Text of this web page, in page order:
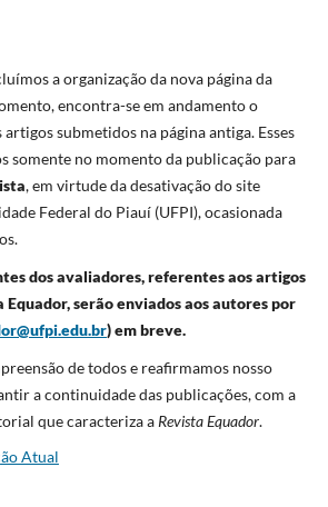
a organização da nova página da
encontra-se em andamento o
submetidos na página antiga. Esses
somente no momento da publicação para
, em virtude da desativação do site
Federal do Piauí (UFPI), ocasionada
dos avaliadores, referentes aos artigos
Equador, serão enviados aos autores por
) em breve.
de todos e reafirmamos nosso
a continuidade das publicações, com a
que caracteriza a Revista Equador.
Atual